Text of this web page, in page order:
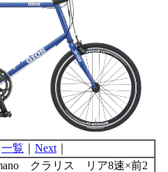
一覧 Next
クラリス リア8速×前2